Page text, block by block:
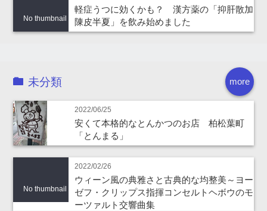
No thumbnail
軽症うつに効くかも？ 漢方薬の「抑肝散加
陳皮半夏」を飲み始めました
more
未分類
2022/06/25
安くて本格的なとんかつのお店 柏松葉町
「とんまる」
No thumbnail
2022/02/26
ウィーン風の典雅さと古典的な均整美～ヨー
ゼフ・クリップス指揮コンセルトヘボウのモ
ーツァルト交響曲集